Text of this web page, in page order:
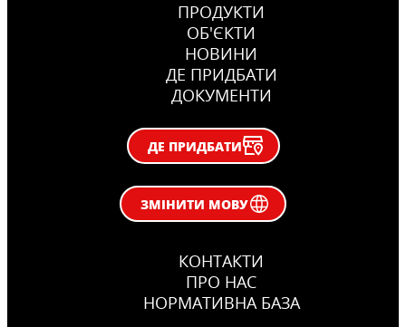
ПРОДУКТИ
ОБ'ЄКТИ
НОВИНИ
ДЕ ПРИДБАТИ
ДОКУМЕНТИ
ДЕ ПРИДБАТИ
ЗМІНИТИ МОВУ
КОНТАКТИ
ПРО НАС
НОРМАТИВНА БАЗА